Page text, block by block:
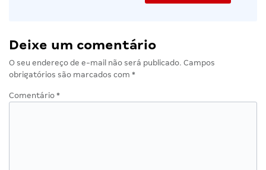
Deixe um comentário
O seu endereço de e-mail não será publicado. Campos
obrigatórios são marcados com *
Comentário *